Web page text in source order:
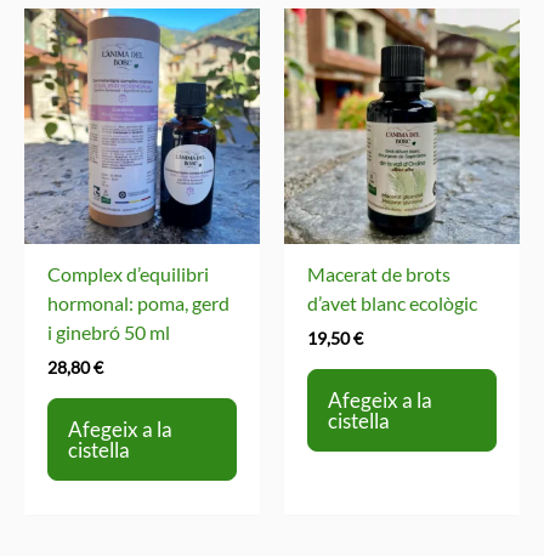
Complex d’equilibri
hormonal: poma, gerd
i ginebró 50 ml
28,80€
Afegeix a la
cistella
Macerat de brots
d’avet blanc ecològic
19,50€
Afegeix a la
cistella